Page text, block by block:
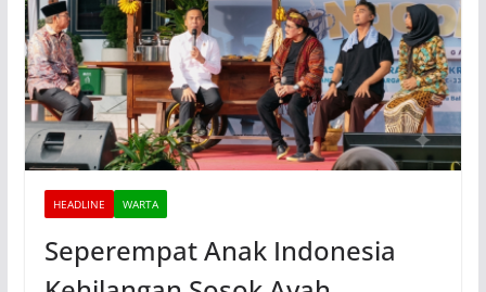
HEADLINE WARTA
Seperempat Anak Indonesia